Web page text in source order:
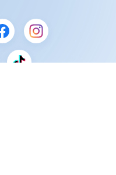
Citește articolul